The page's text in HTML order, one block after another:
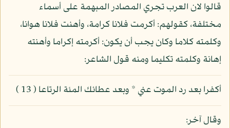
قالوا لان العرب تجري المصادر المبهمة على أسماء
مختلفة، كقولهم: أكرمت فلانا كرامة، وأهنت فلانا هوانا،
وكلمته كلاما وكان يجب أن يكون: أكرمته إكراما وأهنته
إهانة وكلمته تكليما ومنه قول الشاعر:
أكفرا بعد رد الموت عني * وبعد عطائك المئة الرتاعا ( 13 )
وقال آخر: